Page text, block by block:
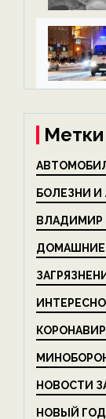
Метки
БОЛЕЗНИ И
ВЛАДИМИР
ИНТЕРЕСНО
НОВОСТИ
НОВЫЙ ГОД